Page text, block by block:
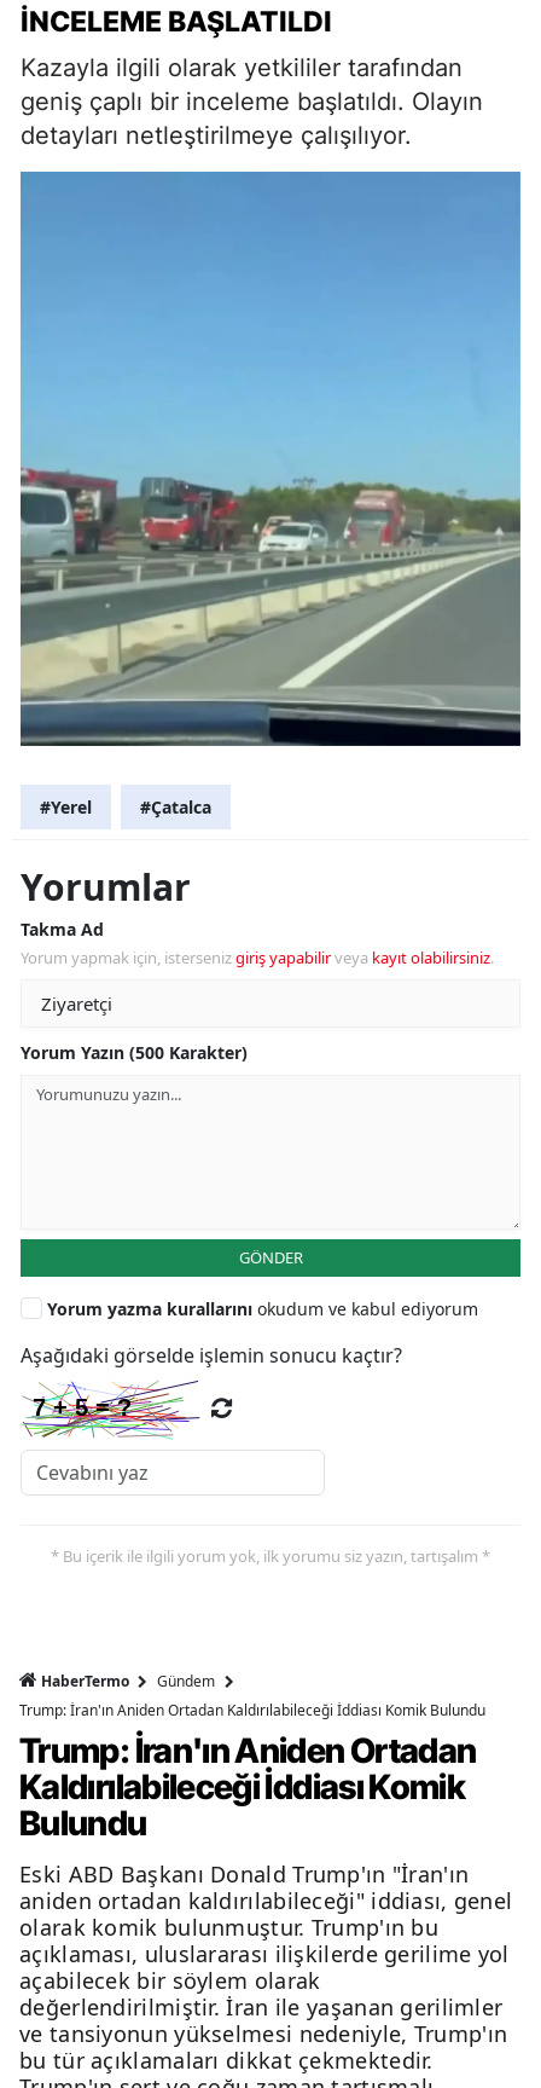
İNCELEME BAŞLATILDI
Kazayla ilgili olarak yetkililer tarafından
geniş çaplı bir inceleme başlatıldı. Olayın
detayları netleştirilmeye çalışılıyor.
#Yerel #Çatalca
Yorumlar
Takma Ad
Yorum yapmak için, istersenizgiriş yapabilirveya kayıt olabilirsiniz.
Yorum Yazın (500 Karakter)
GÖNDER
Yorum yazma kurallarını okudum ve kabul ediyorum
Aşağıdaki görselde işlemin sonucu kaçtır?
* Bu içerik ile ilgili yorum yok, ilk yorumu siz yazın, tartışalım *
HaberTermo
Gündem
Trump: İran'ın Aniden Ortadan Kaldırılabileceği İddiası Komik Bulundu
Trump: İran'ın Aniden Ortadan
Kaldırılabileceği İddiası Komik
Bulundu
Eski ABD Başkanı Donald Trump'ın "İran'ın
aniden ortadan kaldırılabileceği" iddiası, genel
olarak komik bulunmuştur. Trump'ın bu
açıklaması, uluslararası ilişkilerde gerilime yol
açabilecek bir söylem olarak
değerlendirilmiştir. İran ile yaşanan gerilimler
ve tansiyonun yükselmesi nedeniyle, Trump'ın
bu tür açıklamaları dikkat çekmektedir.